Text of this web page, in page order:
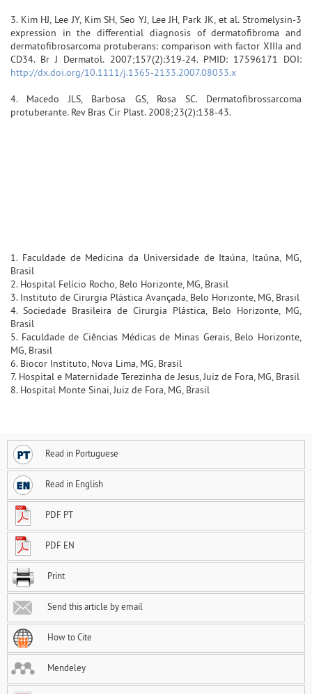
3. Kim HJ, Lee JY, Kim SH, Seo YJ, Lee JH, Park JK, et al. Stromelysin-3
expression in the differential diagnosis of dermatofibroma and
dermatofibrosarcoma protuberans: comparison with factor XIIIa and
CD34. Br J Dermatol. 2007;157(2):319-24. PMID: 17596171 DOI:
http://dx.doi.org/10.1111/j.1365-2133.2007.08033.x
4. Macedo JLS, Barbosa GS, Rosa SC. Dermatofibrossarcoma
protuberante. Rev Bras Cir Plast. 2008;23(2):138-43.
1. Faculdade de Medicina da Universidade de Itaúna, Itaúna, MG,
Brasil
2. Hospital Felício Rocho, Belo Horizonte, MG, Brasil
3. Instituto de Cirurgia Plástica Avançada, Belo Horizonte, MG, Brasil
4. Sociedade Brasileira de Cirurgia Plástica, Belo Horizonte, MG,
Brasil
5. Faculdade de Ciências Médicas de Minas Gerais, Belo Horizonte,
MG, Brasil
6. Biocor Instituto, Nova Lima, MG, Brasil
7. Hospital e Maternidade Terezinha de Jesus, Juiz de Fora, MG, Brasil
8. Hospital Monte Sinai, Juiz de Fora, MG, Brasil
Read in Portuguese
Read in English
PDF PT
PDF EN
Print
Send this article by email
How to Cite
Mendeley